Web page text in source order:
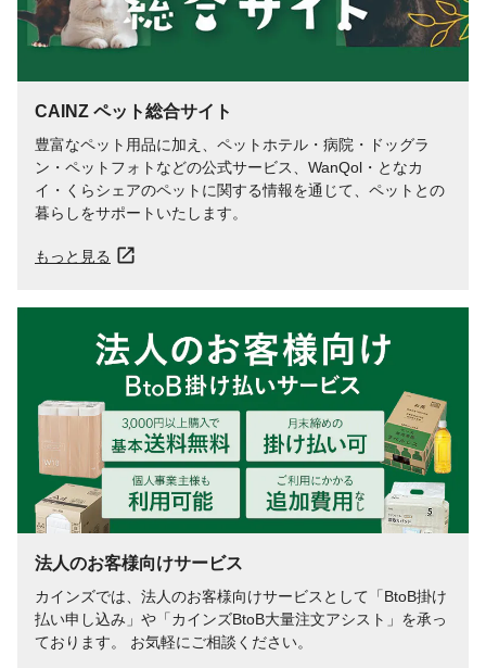
CAINZ ペット総合サイト
豊富なペット用品に加え、ペットホテル・病院・ドッグラ
ン・ペットフォトなどの公式サービス、WanQol・となカ
イ・くらシェアのペットに関する情報を通じて、ペットとの
暮らしをサポートいたします。
もっと見る
法人のお客様向けサービス
カインズでは、法人のお客様向けサービスとして「BtoB掛け
払い申し込み」や「カインズBtoB大量注文アシスト」を承っ
ております。 お気軽にご相談ください。